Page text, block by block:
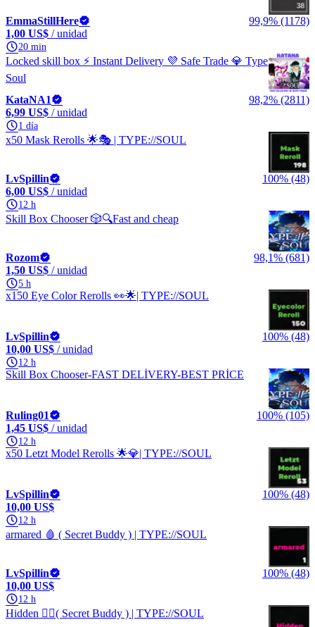
EmmaStillHere
99,9% (1178)
1,00 US$ / unidad
20 min
Locked skill box ⚡ Instant Delivery 💜 Safe Trade 💎 Type
Soul
KataNA1
98,2% (2811)
6,99 US$ / unidad
1 día
x50 Mask Rerolls 🌟🎭 | TYPE://SOUL
LvSpillin
100% (48)
6,00 US$ / unidad
12 h
Skill Box Chooser 🎲🔍Fast and cheap
Rozom
98,1% (681)
1,50 US$ / unidad
5 h
x150 Eye Color Rerolls 👀🌟| TYPE://SOUL
LvSpillin
100% (48)
10,00 US$ / unidad
12 h
Skill Box Chooser-FAST DELİVERY-BEST PRİCE
Ruling01
100% (105)
1,45 US$ / unidad
12 h
x50 Letzt Model Rerolls 🌟💎| TYPE://SOUL
LvSpillin
100% (48)
10,00 US$
12 h
armared 🩸 ( Secret Buddy ) | TYPE://SOUL
LvSpillin
100% (48)
10,00 US$
12 h
Hidden 🐱‍👤( Secret Buddy ) | TYPE://SOUL